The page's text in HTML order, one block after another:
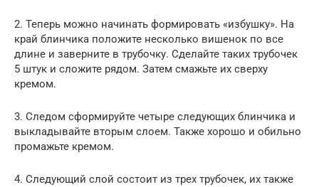
2. Теперь можно начинать формировать «избушку». На
край блинчика положите несколько вишенок по все
длине и заверните в трубочку. Сделайте таких трубочек
5 штук и сложите рядом. Затем смажьте их сверху
кремом.
3. Следом сформируйте четыре следующих блинчика и
выкладывайте вторым слоем. Также хорошо и обильно
промажьте кремом.
4. Следующий слой состоит из трех трубочек, их также